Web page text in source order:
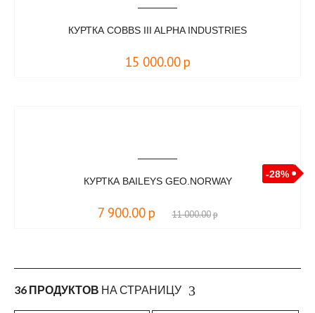
КУРТКА COBBS III ALPHA INDUSTRIES
15 000.00 р
-28%
КУРТКА BAILEYS GEO.NORWAY
7 900.00 р 11 000.00р
36 ПРОДУКТОВ НА СТРАНИЦУ